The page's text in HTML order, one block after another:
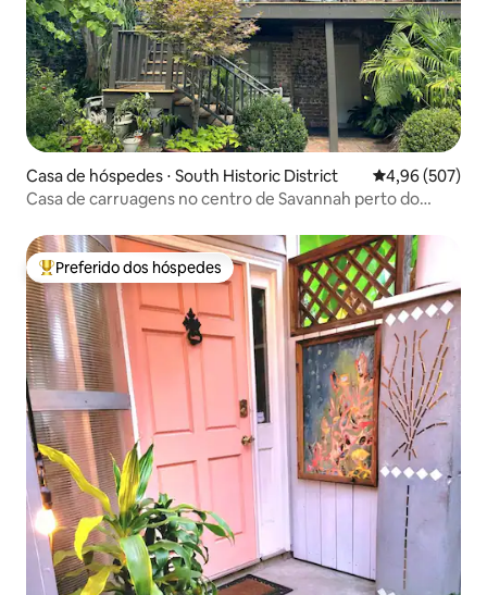
Casa de hóspedes ⋅ South Historic District 4,96 de uma
4,96 (507)
Casa de carruagens no centro de Savannah perto do
Entre os melhores preferidos dos hóspedes
Preferido dos hóspedes